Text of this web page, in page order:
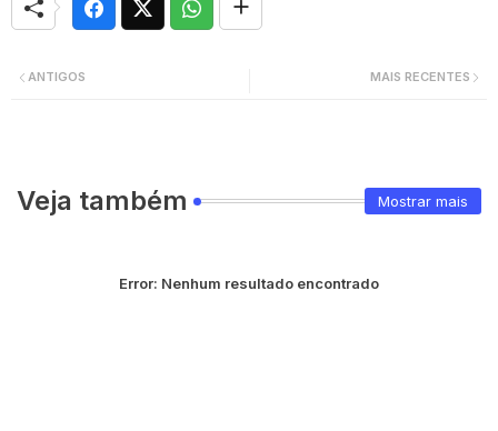
MAIS RECENTES
ANTIGOS
Veja também Mostrar mais
Error: Nenhum resultado encontrado